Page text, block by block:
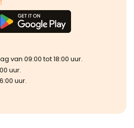
van 09:00 tot 18:00 uur.
uur.
uur.